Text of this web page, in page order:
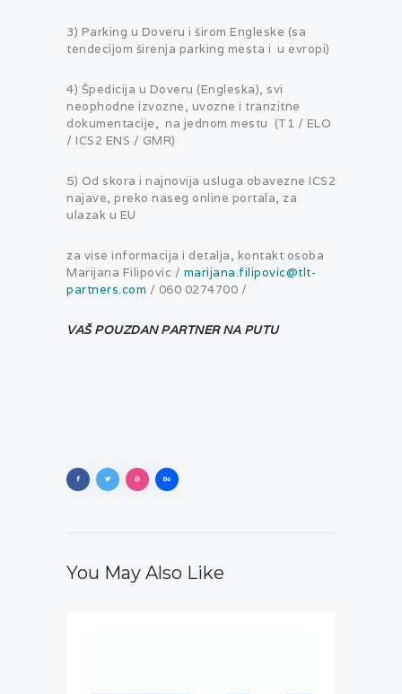
3) Parking u Doveru i širom Engleske (sa
tendecijom širenja parking mesta i u evropi)
4) Špedicija u Doveru (Engleska), svi
neophodne izvozne, uvozne i tranzitne
dokumentacije, na jednom mestu (T1 / ELO
/ ICS2 ENS / GMR)
5) Od skora i najnovija usluga obavezne ICS2
najave, preko naseg online portala, za
ulazak u EU
za vise informacija i detalja, kontakt osoba
Marijana Filipovic / marijana.filipovic@tlt-
partners.com / 060 0274700 /
VAŠ POUZDAN PARTNER NA PUTU
You May Also Like